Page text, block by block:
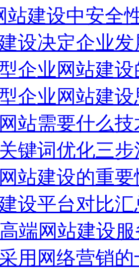
站建设中安全
设决定企业
企业网站建
企业网站建设
站需要什么技
键词优化三步
站建设的重要
设平台对比汇
端网站建设
用网络营销